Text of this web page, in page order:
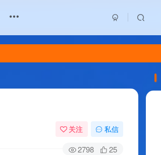
关注 私信
2798 25